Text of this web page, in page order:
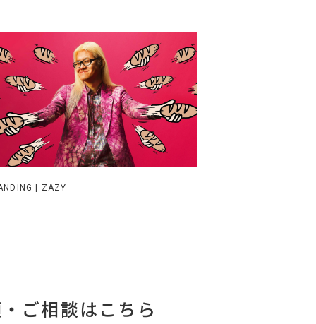
| ZAZY
ご相談はこちら